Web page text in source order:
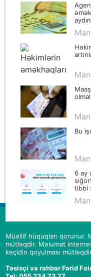
Bu
6 ay
tibbi
Müəllif hüquqları qorunur.
mütləqdir. Məlumat
keçidin qoyulması
Təsisçi və rəhbər Fərid